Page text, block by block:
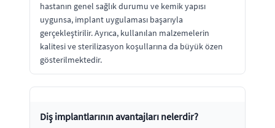
hastanın genel sağlık durumu ve kemik yapısı
uygunsa, implant uygulaması başarıyla
gerçekleştirilir. Ayrıca, kullanılan malzemelerin
kalitesi ve sterilizasyon koşullarına da büyük özen
gösterilmektedir.
Diş implantlarının avantajları nelerdir?